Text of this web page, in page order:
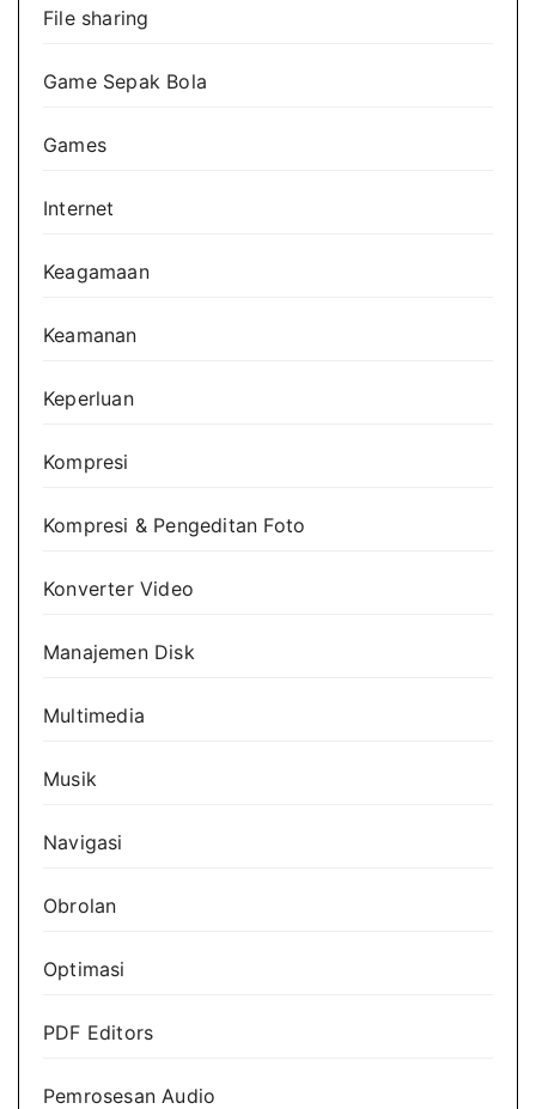
File sharing
Game Sepak Bola
Games
Internet
Keagamaan
Keamanan
Keperluan
Kompresi
Kompresi & Pengeditan Foto
Konverter Video
Manajemen Disk
Multimedia
Musik
Navigasi
Obrolan
Optimasi
PDF Editors
Pemrosesan Audio